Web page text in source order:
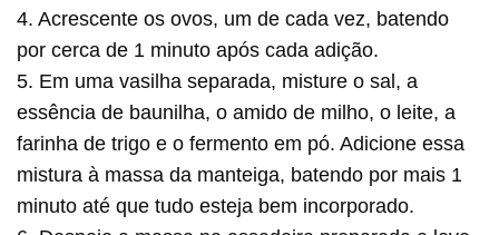
4. Acrescente os ovos, um de cada vez, batendo
por cerca de 1 minuto após cada adição.
5. Em uma vasilha separada, misture o sal, a
essência de baunilha, o amido de milho, o leite, a
farinha de trigo e o fermento em pó. Adicione essa
mistura à massa da manteiga, batendo por mais 1
minuto até que tudo esteja bem incorporado.